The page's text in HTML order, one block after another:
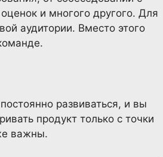
и многого другого. Для
аудитории. Вместо этого
развиваться, и вы
продукт только с точки
важны.